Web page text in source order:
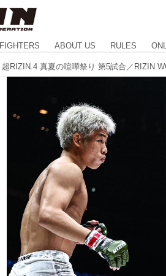
FIGHTERS ABOUT US RULES